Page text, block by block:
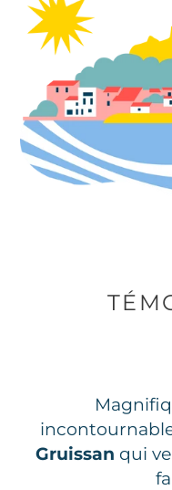
Gruissan qui